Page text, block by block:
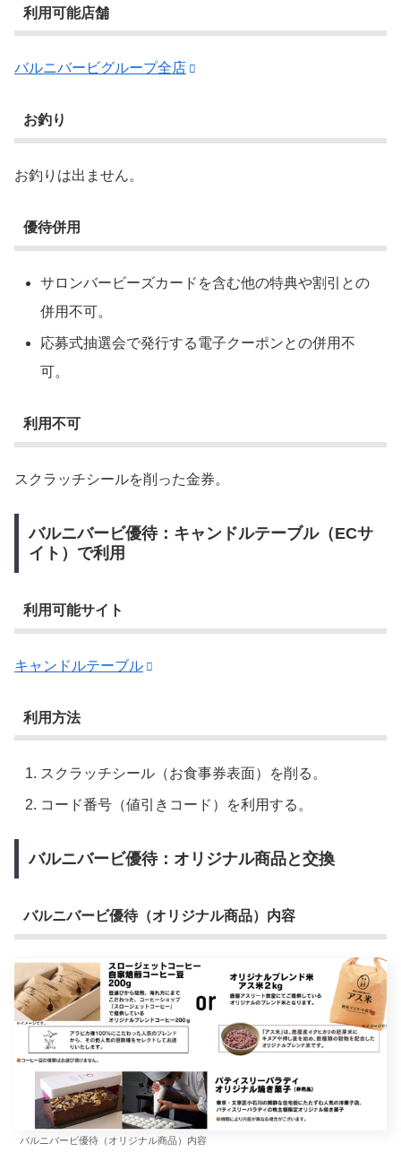
利用可能店舗
バルニバービグループ全店
お釣り
お釣りは出ません。
優待併用
サロンバービーズカードを含む他の特典や割引との
併用不可。
応募式抽選会で発行する電子クーポンとの併用不
可。
利用不可
スクラッチシールを削った金券。
バルニバービ優待：キャンドルテーブル（ECサ
イト）で利用
利用可能サイト
キャンドルテーブル
利用方法
スクラッチシール（お食事券表面）を削る。
コード番号（値引きコード）を利用する。
バルニバービ優待：オリジナル商品と交換
バルニバービ優待（オリジナル商品）内容
バルニバービ優待（オリジナル商品）内容